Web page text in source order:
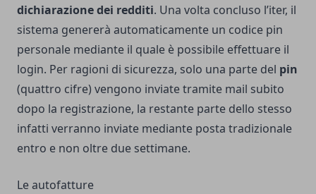
dichiarazione dei redditi. Una volta concluso l’iter, il
sistema genererà automaticamente un codice pin
personale mediante il quale è possibile effettuare il
login. Per ragioni di sicurezza, solo una parte del pin
(quattro cifre) vengono inviate tramite mail subito
dopo la registrazione, la restante parte dello stesso
infatti verranno inviate mediante posta tradizionale
entro e non oltre due settimane.
Le autofatture